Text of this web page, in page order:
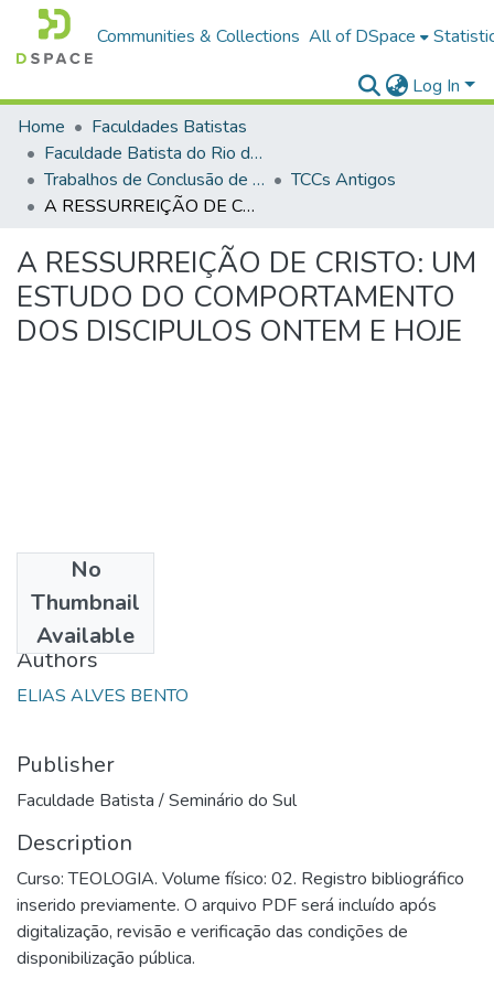
Communities & Collections All of DSpace
Log In
Home
Faculdades Batistas
Faculdade Batista do Rio de Janeiro (FABAT-RJ)
Trabalhos de Conclusão de Curso (TCC)
TCCs Antigos
A RESSURREIÇÃO DE CRISTO: UM ESTUDO DO COMPORTAMENTO DOS DISCIPULOS ONTEM E HOJE
A RESSURREIÇÃO DE CRISTO: UM
ESTUDO DO COMPORTAMENTO
DOS DISCIPULOS ONTEM E HOJE
No
Thumbnail
Available
1983
Authors
ELIAS ALVES BENTO
Publisher
Faculdade Batista / Seminário do Sul
Description
Curso: TEOLOGIA. Volume físico: 02. Registro bibliográfico
inserido previamente. O arquivo PDF será incluído após
digitalização, revisão e verificação das condições de
disponibilização pública.